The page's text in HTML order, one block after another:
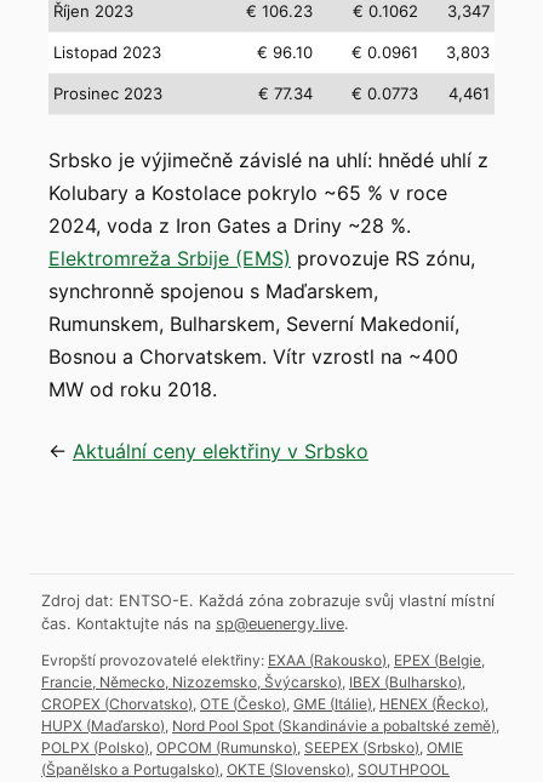
Říjen 2023 € 106.23 € 0.1062 3,347
Listopad 2023 € 96.10 € 0.0961 3,803
Prosinec 2023 € 77.34 € 0.0773 4,461
Srbsko je výjimečně závislé na uhlí: hnědé uhlí z
Kolubary a Kostolace pokrylo ~65 % v roce
2024, voda z Iron Gates a Driny ~28 %.
Elektromreža Srbije (EMS) provozuje RS zónu,
synchronně spojenou s Maďarskem,
Rumunskem, Bulharskem, Severní Makedonií,
Bosnou a Chorvatskem. Vítr vzrostl na ~400
MW od roku 2018.
← Aktuální ceny elektřiny v Srbsko
Zdroj dat: ENTSO-E. Každá zóna zobrazuje svůj vlastní místní
čas. Kontaktujte nás na sp@euenergy.live.
Evropští provozovatelé elektřiny: EXAA (Rakousko), EPEX (Belgie,
Francie, Německo, Nizozemsko, Švýcarsko), IBEX (Bulharsko),
CROPEX (Chorvatsko), OTE (Česko), GME (Itálie), HENEX (Řecko),
HUPX (Maďarsko), Nord Pool Spot (Skandinávie a pobaltské země),
POLPX (Polsko), OPCOM (Rumunsko), SEEPEX (Srbsko), OMIE
(Španělsko a Portugalsko), OKTE (Slovensko), SOUTHPOOL